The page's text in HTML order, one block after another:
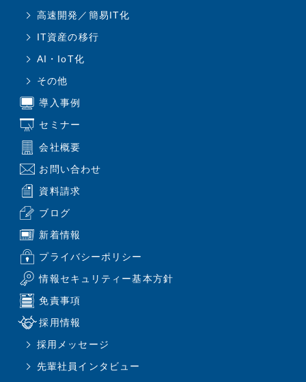
高速開発／簡易IT化
IT資産の移行
AI・IoT化
その他
導入事例
セミナー
会社概要
お問い合わせ
資料請求
ブログ
新着情報
プライバシーポリシー
情報セキュリティー基本方針
免責事項
採用情報
採用メッセージ
先輩社員インタビュー